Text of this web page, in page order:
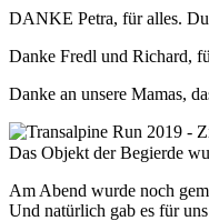
DANKE Petra, für alles. Du
Danke Fredl und Richard,
Danke an unsere Mamas,
Das Objekt der Begierde
Am Abend wurde noch
Und natürlich gab es für